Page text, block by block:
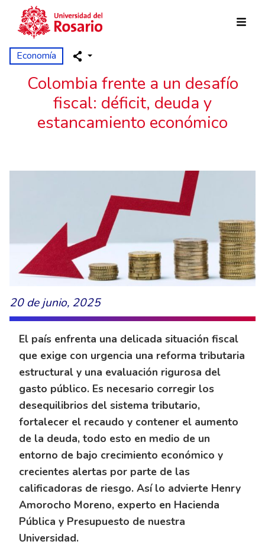
Pasar al contenido principal
Economía
Colombia frente a un desafío
fiscal: déficit, deuda y
estancamiento económico
20 de junio, 2025
El país enfrenta una delicada situación fiscal
que exige con urgencia una reforma tributaria
estructural y una evaluación rigurosa del
gasto público. Es necesario corregir los
desequilibrios del sistema tributario,
fortalecer el recaudo y contener el aumento
de la deuda, todo esto en medio de un
entorno de bajo crecimiento económico y
crecientes alertas por parte de las
calificadoras de riesgo. Así lo advierte Henry
Amorocho Moreno, experto en Hacienda
Pública y Presupuesto de nuestra
Universidad.